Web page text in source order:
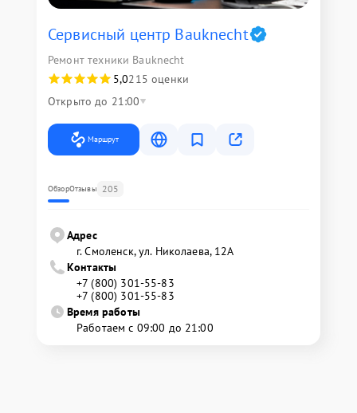
Сервисный центр Bauknecht
Ремонт техники Bauknecht
5,0215 оценки
Открыто до 21:00
Маршрут
ОбзорОтзывы 205
Адрес
г. Смоленск, ул. Николаева, 12А
Контакты
+7 (800) 301-55-83
+7 (800) 301-55-83
Время работы
Работаем с 09:00 до 21:00